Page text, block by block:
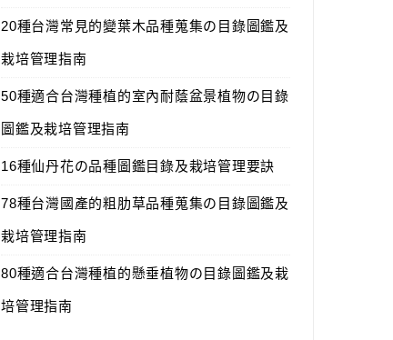
20種台灣常見的變葉木品種蒐集の目錄圖鑑及
栽培管理指南
50種適合台灣種植的室內耐蔭盆景植物の目錄
圖鑑及栽培管理指南
16種仙丹花の品種圖鑑目錄及栽培管理要訣
78種台灣國產的粗肋草品種蒐集の目錄圖鑑及
栽培管理指南
80種適合台灣種植的懸垂植物の目錄圖鑑及栽
培管理指南